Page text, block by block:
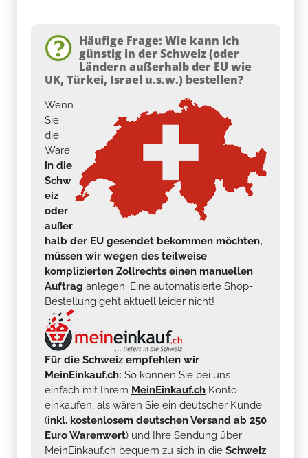
Häufige Frage: Wie kann ich
günstig in der Schweiz (oder
Ländern außerhalb der EU wie
UK, Türkei, Israel u.s.w.) bestellen?
Wenn
Sie
die
Ware
in die
Schw
eiz
oder
außer
halb der EU gesendet bekommen möchten,
müssen wir wegen des teilweise
komplizierten Zollrechts einen manuellen
Auftrag anlegen. Eine automatisierte Shop-
Bestellung geht aktuell leider nicht!
Für die Schweiz empfehlen wir
MeinEinkauf.ch: So können Sie bei uns
einfach mit Ihrem MeinEinkauf.ch Konto
einkaufen, als wären Sie ein deutscher Kunde
(inkl. kostenlosem deutschen Versand ab 250
Euro Warenwert) und Ihre Sendung über
MeinEinkauf.ch bequem zu sich in die Schweiz